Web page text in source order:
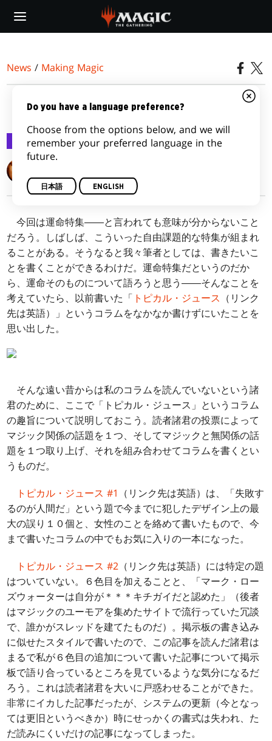
main
News / Making Magic
トピカル・ジュース #4
Making Magic 2012/03/05
今回は運命特集――と言われても意味が分からないこと
だろう。しばしば、こういった自由課題的な特集が組まれ
ることがある。そうなると我々筆者としては、書きたいこ
とを書くことができるわけだ。運命特集だというのだか
ら、運命そのものについて語ろうと思う――そんなことを
考えていたら、以前書いた「 トピカル・ジュース （リンク
先は英語）」というコラムをなかなか書けずにいたことを
思い出した。
そんな遠い昔からは私のコラムを読んでいないという諸
君のために、ここで「トピカル・ジュース」というコラム
の趣旨について説明しておこう。読者諸君の投票によって
マジック関係の話題を１つ、そしてマジックと無関係の話
題を１つ取り上げ、それを組み合わせてコラムを書くとい
うものだ。
トピカル・ジュース #1 （リンク先は英語）は、「失敗す
るのが人間だ」という題で今までに犯したデザイン上の最
大の誤り１０個と、女性のことを絡めて書いたもので、今
まで書いたコラムの中でもお気に入りの一本になった。
トピカル・ジュース #2 （リンク先は英語）には特定の題
はついていない。６色目を加えることと、「マーク・ロー
ズウォーターは自分が＊＊＊キチガイだと認めた」（後者
はマジックのユーモアを集めたサイトで流行っていた冗談
で、誰かがスレッドを建てたものだ）。掲示板の書き込み
に似せたスタイルで書いたので、この記事を読んだ諸君は
まるで私が６色目の追加について書いた記事について掲示
板で語り合っているところを見ているような気分になるだ
ろう。これは読者諸君を大いに戸惑わせることができた。
非常にイカした記事だったが、システムの更新（今となっ
ては更旧というべきか）時にせっかくの書式は失われ、た
だ読みにくいだけの記事になってしまった。
Do you have a language preference?
Choose from the options below, and we will
remember your preferred language in the
future.
日本語 ENGLISH